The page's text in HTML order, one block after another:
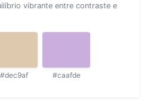
vibrante entre contraste e
#dec9af #caafde